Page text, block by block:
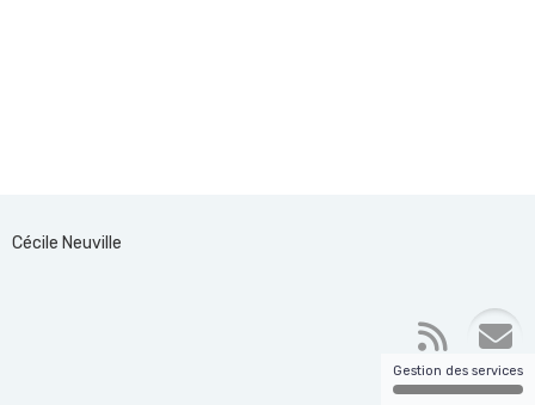
Cécile Neuville
Gestion des services